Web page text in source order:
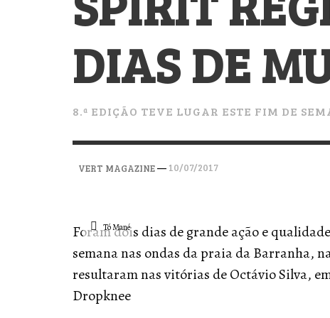
DIAS DE
8.ª EDIÇÃO TEVE LUGAR ESTE FIM DE
VERT MAGAZINE— 10/07/2017
Tó Mané
Foram dois dias de grande ação e
semana nas ondas da praia da Barranha,
resultaram nas vitórias de Octávio Silva,
Dropknee